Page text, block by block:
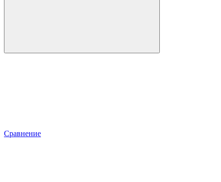
Сравнение